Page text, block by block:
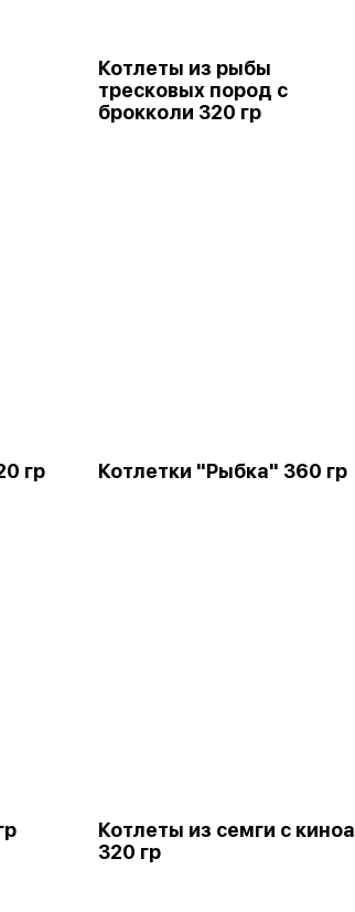
Котлеты из рыбы
тресковых пород с
брокколи 320 гр
гр Котлетки "Рыбка" 360 гр
Котлеты из семги с киноа
320 гр